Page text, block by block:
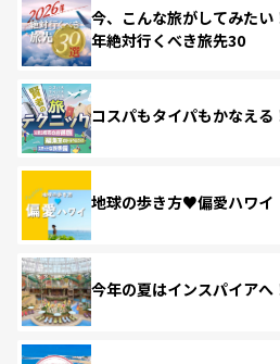
今、こんな旅がしてみた
年絶対行くべき旅先30
コスパもタイパもかなえ
地球の歩き方♥偏愛ハワイ
今年の夏はインスパイアへ